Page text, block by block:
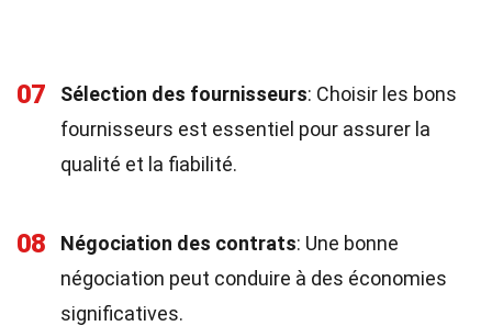
07 Sélection des fournisseurs: Choisir les bons
fournisseurs est essentiel pour assurer la
qualité et la fiabilité.
08 Négociation des contrats: Une bonne
négociation peut conduire à des économies
significatives.